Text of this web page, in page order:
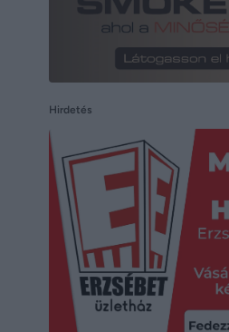
Hirdetés